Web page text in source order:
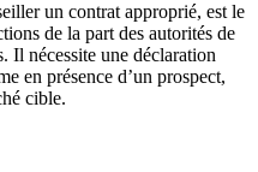
un contrat approprié, est le
de la part des autorités de
Il nécessite une déclaration
en présence d’un prospect,
cible.